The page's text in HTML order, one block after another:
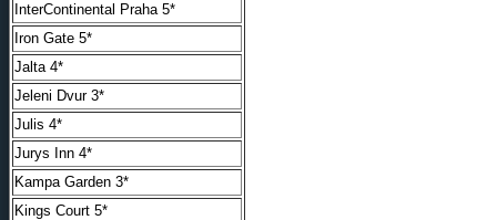
InterContinental Praha 5*
Iron Gate 5*
Jalta 4*
Jeleni Dvur 3*
Julis 4*
Jurys Inn 4*
Kampa Garden 3*
Kings Court 5*